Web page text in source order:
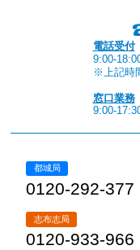
電話受付
9:00-
※上記時
窓口業務
9:00-
都城局
0120-292-377
志布志局
0120-933-966